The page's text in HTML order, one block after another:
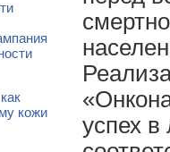
кожи
успех в